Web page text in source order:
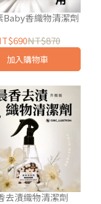
Baby香織物清潔劑
NT$870
加入購物車
去漬織物清潔劑